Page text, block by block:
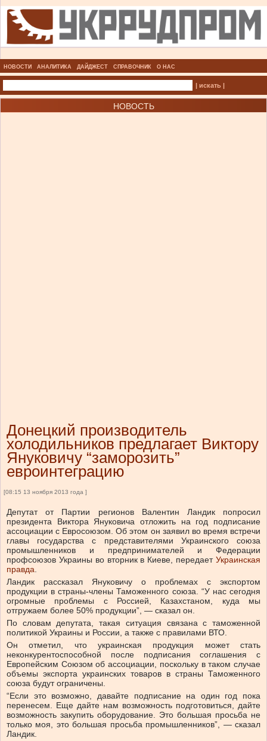
НОВОСТИ АНАЛИТИКА ДАЙДЖЕСТ СПРАВОЧНИК О НАС
| искать |
НОВОСТЬ
Донецкий производитель
холодильников предлагает Виктору
Януковичу “заморозить”
евроинтеграцию
[08:15 13 ноября 2013 года ]
Депутат от Партии регионов Валентин Ландик попросил
президента Виктора Януковича отложить на год подписание
ассоциации с Евросоюзом. Об этом он заявил во время встречи
главы государства с представителями Украинского союза
промышленников и предпринимателей и Федерации
профсоюзов Украины во вторник в Киеве, передает Украинская
правда.
Ландик рассказал Януковичу о проблемах с экспортом
продукции в страны-члены Таможенного союза. “У нас сегодня
огромные проблемы с Россией, Казахстаном, куда мы
отгружаем более 50% продукции”, — сказал он.
По словам депутата, такая ситуация связана с таможенной
политикой Украины и России, а также с правилами ВТО.
Он отметил, что украинская продукция может стать
неконкурентоспособной после подписания соглашения с
Европейским Союзом об ассоциации, поскольку в таком случае
объемы экспорта украинских товаров в страны Таможенного
союза будут ограничены.
“Если это возможно, давайте подписание на один год пока
перенесем. Еще дайте нам возможность подготовиться, дайте
возможность закупить оборудование. Это большая просьба не
только моя, это большая просьба промышленников”, — сказал
Ландик.